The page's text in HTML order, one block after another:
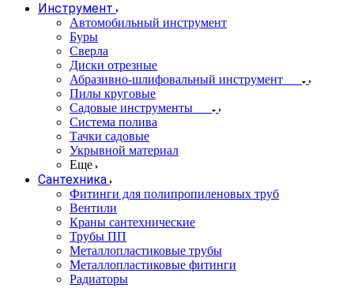
Инструмент
Автомобильный инструмент
Буры
Сверла
Диски отрезные
Абразивно-шлифовальный инструмент
Пилы круговые
Садовые инструменты
Система полива
Тачки садовые
Укрывной материал
Еще
Сантехника
Фитинги для полипропиленовых труб
Вентили
Краны сантехнические
Трубы ПП
Металлопластиковые трубы
Металлопластиковые фитинги
Радиаторы